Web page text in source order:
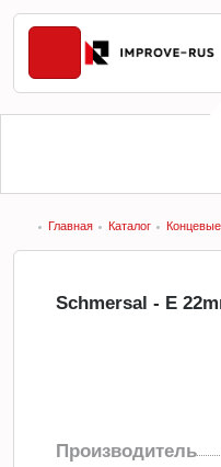
Главная Каталог
Schmersal - E
Производитель